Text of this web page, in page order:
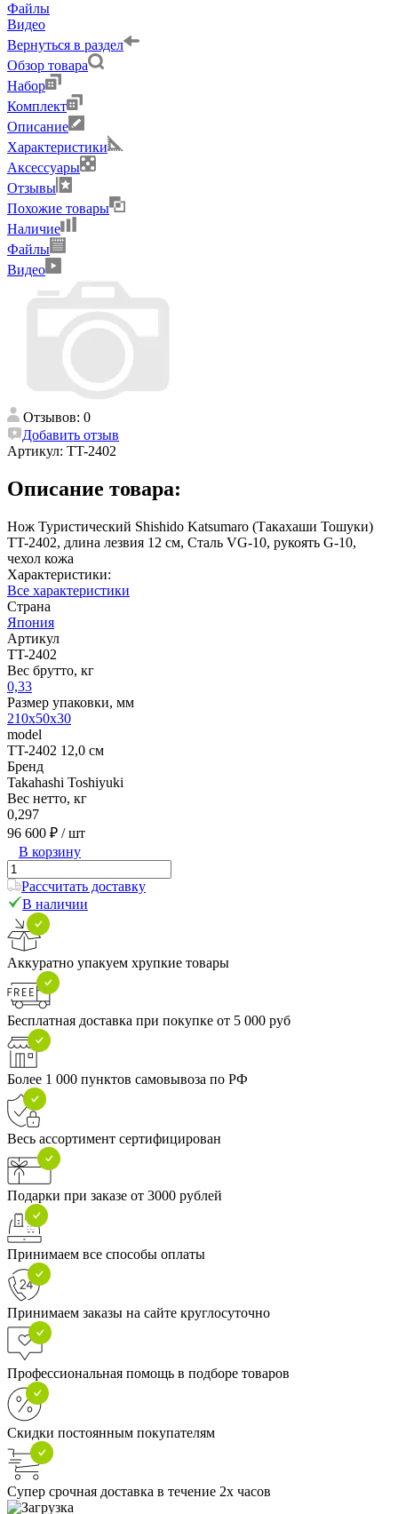
Файлы
Видео
Вернуться в раздел
Обзор товара
Набор
Комплект
Описание
Характеристики
Аксессуары
Отзывы
Похожие товары
Наличие
Файлы
Видео
Отзывов: 0
Добавить отзыв
Артикул: TT-2402
Описание товара:
Нож Туристический Shishido Katsumaro (Такахаши Тошуки)
TT-2402, длина лезвия 12 см, Сталь VG-10, рукоять G-10,
чехол кожа
Характеристики:
Все характеристики
Страна
Япония
Артикул
TT-2402
Вес брутто, кг
0,33
Размер упаковки, мм
210х50х30
model
TT-2402 12,0 см
Бренд
Takahashi Toshiyuki
Вес нетто, кг
0,297
96 600 ₽ / шт
В корзину
Рассчитать доставку
В наличии
Аккуратно упакуем хрупкие товары
Бесплатная доставка при покупке от 5 000 руб
Более 1 000 пунктов самовывоза по РФ
Весь ассортимент сертифицирован
Подарки при заказе от 3000 рублей
Принимаем все способы оплаты
Принимаем заказы на сайте круглосуточно
Профессиональная помощь в подборе товаров
Скидки постоянным покупателям
Супер срочная доставка в течение 2х часов